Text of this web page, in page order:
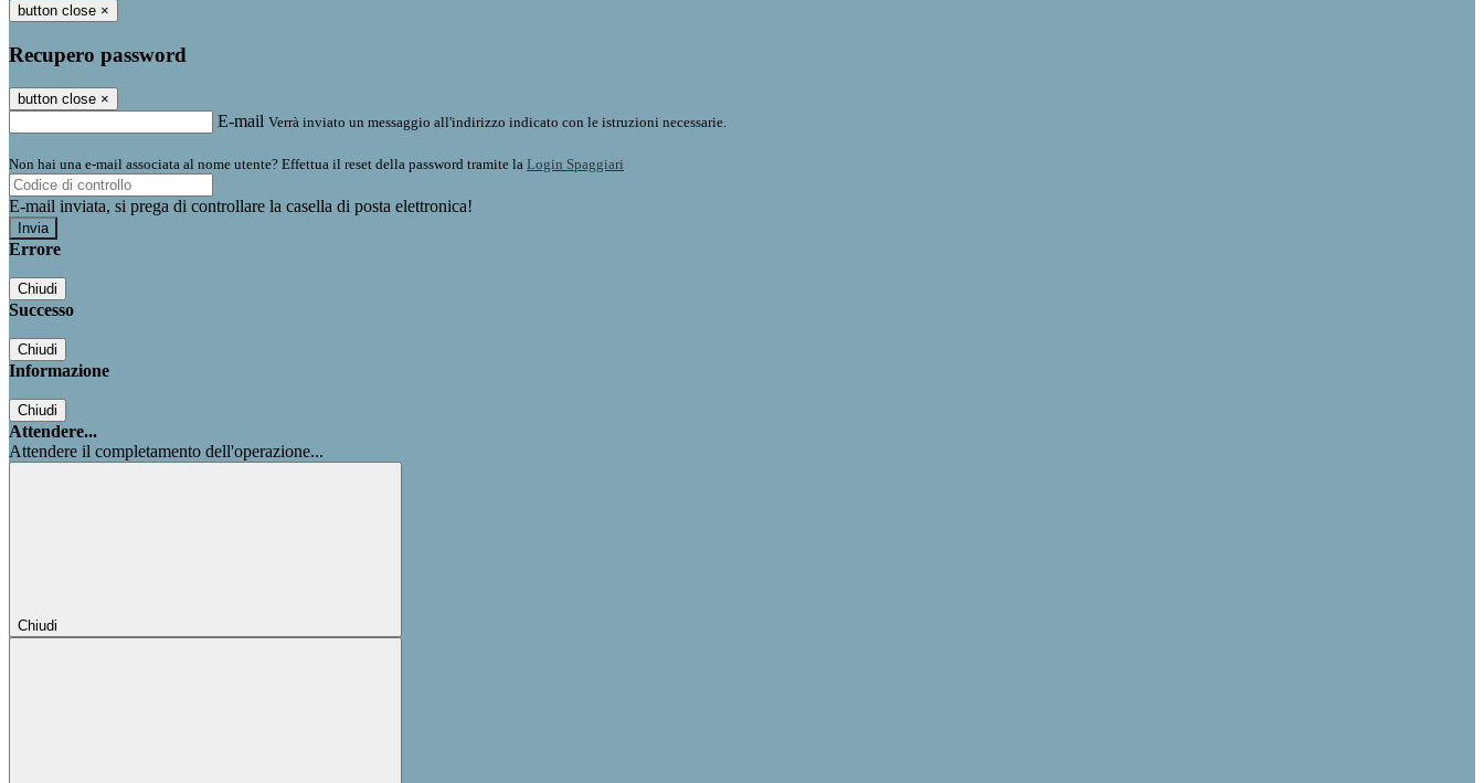
button close ×
Recupero password
button close ×
E-mail Verrà inviato un messaggio all'indirizzo indicato con le istruzioni necessarie.
Non hai una e-mail associata al nome utente? Effettua il reset della password tramite la Login Spaggiari
E-mail inviata, si prega di controllare la casella di posta elettronica!
Errore
Chiudi
Successo
Chiudi
Informazione
Chiudi
Attendere...
Attendere il completamento dell'operazione...
Chiudi